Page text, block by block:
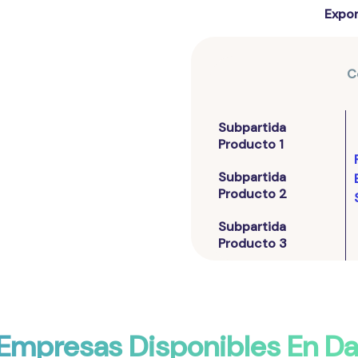
Subpartida
Producto 1
Subpartida
Producto 2
Subpartida
Producto 3
Disponibles En